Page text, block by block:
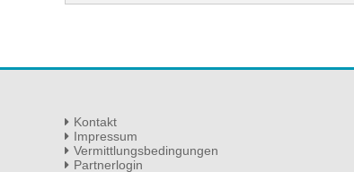
Kontakt
Impressum
Vermittlungsbedingungen
Partnerlogin